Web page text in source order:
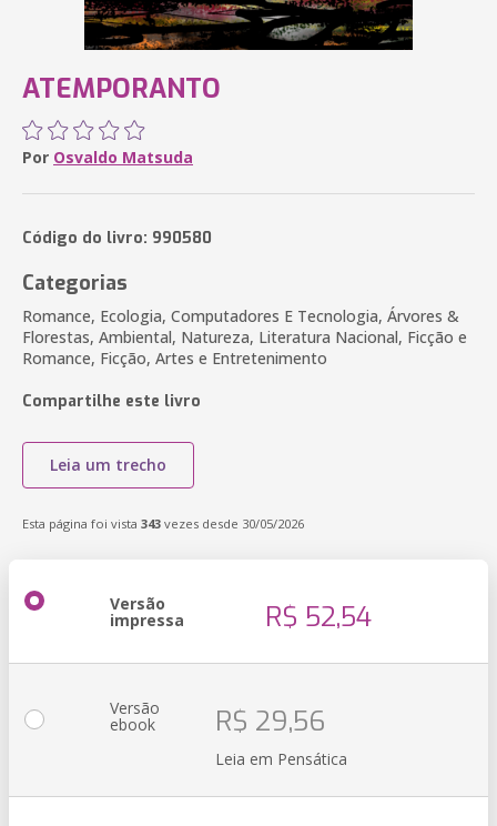
ATEMPORANTO
Por Osvaldo Matsuda
Código do livro: 990580
Categorias
Romance, Ecologia, Computadores E Tecnologia, Árvores &
Florestas, Ambiental, Natureza, Literatura Nacional, Ficção e
Romance, Ficção, Artes e Entretenimento
Compartilhe este livro
Leia um trecho
Esta página foi vista 343 vezes desde 30/05/2026
Versão
impressa R$ 52,54
Versão
ebook R$ 29,56
Leia em Pensática